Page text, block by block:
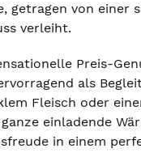
von einer
verleiht.
Preis-
als
Fleisch oder
einladende
in einem